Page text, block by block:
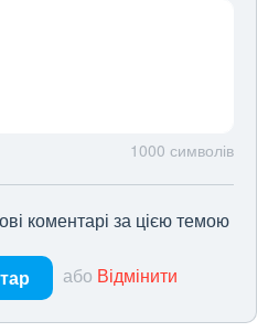
1000 символів
коментарі за цією темою
або Відмінити